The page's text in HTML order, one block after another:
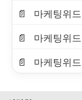
마케팅위
마케팅위
마케팅위